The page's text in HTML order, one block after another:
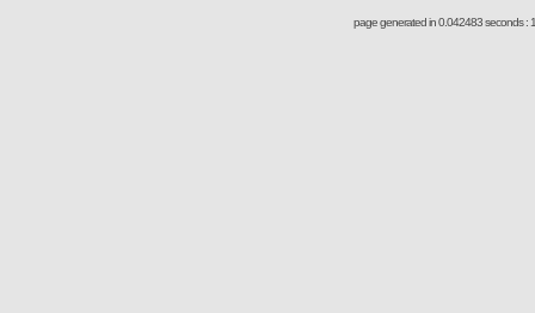
page generated in 0.042483 seconds :